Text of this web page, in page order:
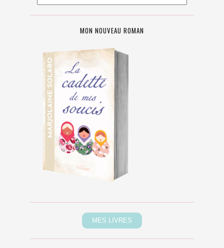
MON NOUVEAU ROMAN